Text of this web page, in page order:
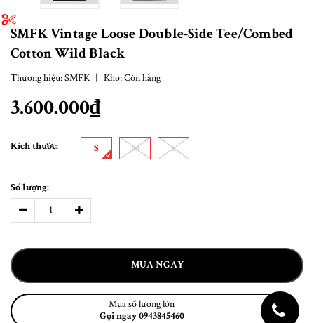
SMFK Vintage Loose Double-Side Tee/Combed
Cotton Wild Black
Thương hiệu:SMFK | Kho:Còn hàng
3.600.000₫
Kích thước: S M L
Số lượng:
MUA NGAY
Mua số lượng lớn
Gọi ngay 0943845460